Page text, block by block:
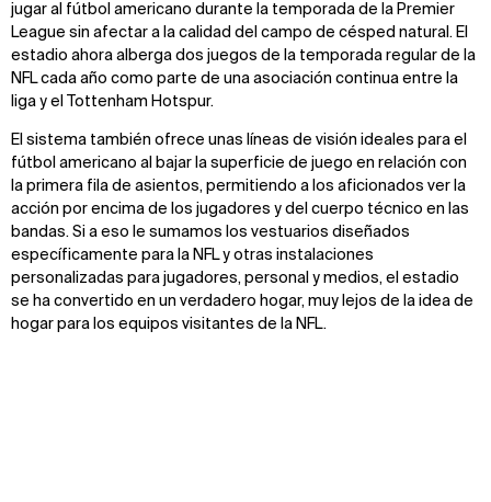
jugar al fútbol americano durante la temporada de la Premier
League sin afectar a la calidad del campo de césped natural. El
estadio ahora alberga dos juegos de la temporada regular de la
NFL cada año como parte de una asociación continua entre la
liga y el Tottenham Hotspur.
El sistema también ofrece unas líneas de visión ideales para el
fútbol americano al bajar la superficie de juego en relación con
la primera fila de asientos, permitiendo a los aficionados ver la
acción por encima de los jugadores y del cuerpo técnico en las
bandas. Si a eso le sumamos los vestuarios diseñados
específicamente para la NFL y otras instalaciones
personalizadas para jugadores, personal y medios, el estadio
se ha convertido en un verdadero hogar, muy lejos de la idea de
hogar para los equipos visitantes de la NFL.